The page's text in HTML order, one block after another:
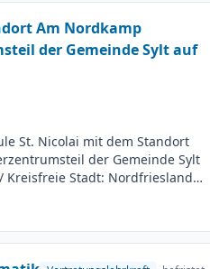
Am Nordkamp
der Gemeinde Sylt auf
St. Nicolai mit dem Standort
der Gemeinde Sylt
Kreisfreie Stadt: Nordfriesland
1. Fach: Deutsch 2. Fach:
Arbeitsumfang: Teilzeit
Bewerbungsschluss: 15.06.2026